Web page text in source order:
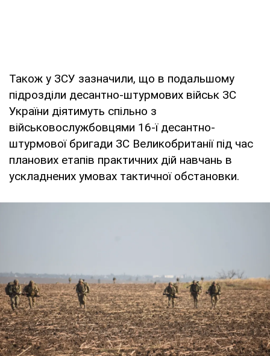
Також у ЗСУ зазначили, що в подальшому
підрозділи десантно-штурмових військ ЗС
України діятимуть спільно з
військовослужбовцями 16-ї десантно-
штурмової бригади ЗС Великобританії під час
планових етапів практичних дій навчань в
ускладнених умовах тактичної обстановки.